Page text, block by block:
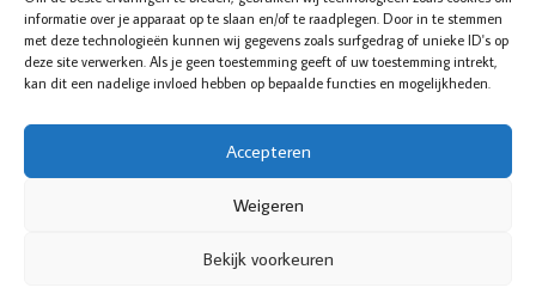
informatie over je apparaat op te slaan en/of te raadplegen. Door in te stemmen
met deze technologieën kunnen wij gegevens zoals surfgedrag of unieke ID's op
deze site verwerken. Als je geen toestemming geeft of uw toestemming intrekt,
kan dit een nadelige invloed hebben op bepaalde functies en mogelijkheden.
Accepteren
Weigeren
Bekijk voorkeuren
Boddaertstraat 32
2522HG Den Haag
© De Balanscoach voor Vrouwen